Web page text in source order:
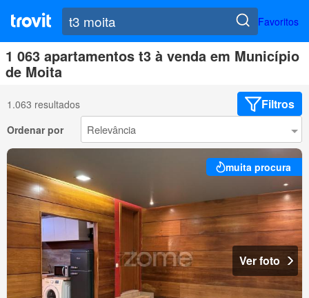
Favoritos
1 063 apartamentos t3 à venda em Município
de Moita
1.063 resultados Filtros
Ordenar por
muita procura
Ver foto